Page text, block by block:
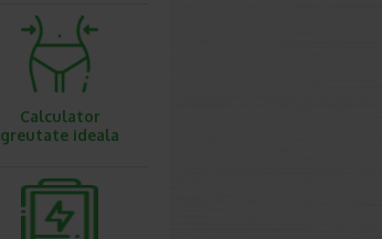
Calculator
greutate ideala